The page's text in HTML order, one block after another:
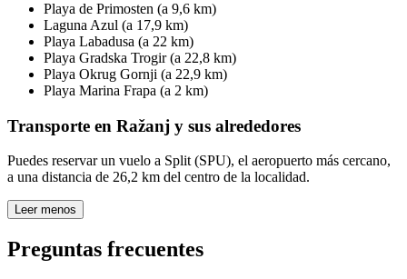
Playa de Primosten (a 9,6 km)
Laguna Azul (a 17,9 km)
Playa Labadusa (a 22 km)
Playa Gradska Trogir (a 22,8 km)
Playa Okrug Gornji (a 22,9 km)
Playa Marina Frapa (a 2 km)
Transporte en Ražanj y sus alrededores
Puedes reservar un vuelo a Split (SPU), el aeropuerto más cercano,
a una distancia de 26,2 km del centro de la localidad.
Leer menos
Preguntas frecuentes